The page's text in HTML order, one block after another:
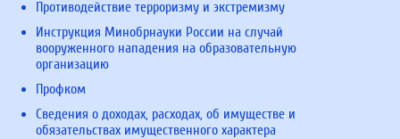
Противодействие терроризму и экстремизму
Инструкция Минобрнауки России на случай
вооруженного нападения на образовательную
организацию
Профком
Сведения о доходах, расходах, об имуществе и
обязательствах имущественного характера